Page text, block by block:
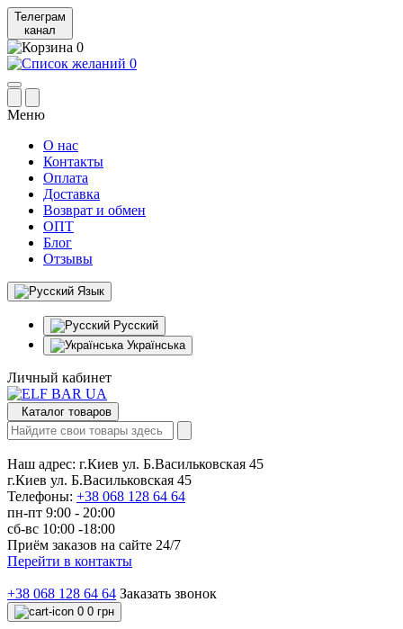
Телеграм
канал
0
0
Меню
О нас
Контакты
Оплата
Доставка
Возврат и обмен
ОПТ
Блог
Отзывы
Язык
Русский
Українська
Личный кабинет
Каталог товаров
Наш адрес: г.Киев ул. Б.Васильковская 45
г.Киев ул. Б.Васильковская 45
Телефоны: +38 068 128 64 64
пн-пт 9:00 - 20:00
сб-вс 10:00 -18:00
Приём заказов на сайте 24/7
Перейти в контакты
+38 068 128 64 64 Заказать звонок
0 0 грн